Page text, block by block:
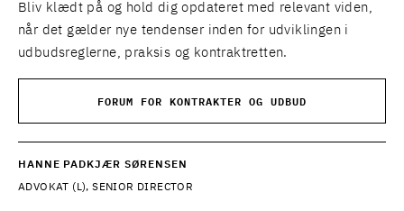
Bliv klædt på og hold dig opdateret med relevant viden,
når det gælder nye tendenser inden for udviklingen i
udbudsreglerne, praksis og kontraktretten.
FORUM FOR KONTRAKTER OG UDBUD
HANNE PADKJÆR SØRENSEN
ADVOKAT (L), SENIOR DIRECTOR